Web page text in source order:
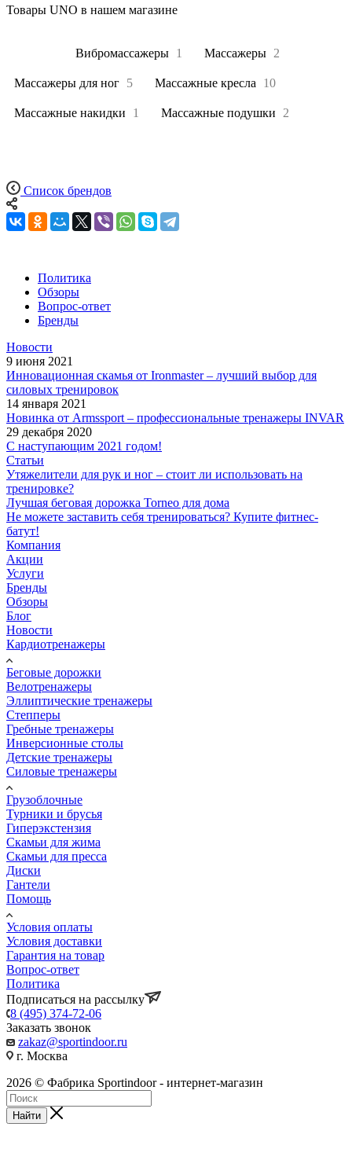
Товары UNO в нашем магазине
Вибромассажеры 1 Массажеры 2
Массажеры для ног 5 Массажные кресла 10
Массажные накидки 1 Массажные подушки 2
Список брендов
Политика
Обзоры
Вопрос-ответ
Бренды
Новости
9 июня 2021
Инновационная скамья от Ironmaster – лучший выбор для
силовых тренировок
14 января 2021
Новинка от Armssport – профессиональные тренажеры INVAR
29 декабря 2020
С наступающим 2021 годом!
Статьи
Утяжелители для рук и ног – стоит ли использовать на
тренировке?
Лучшая беговая дорожка Torneo для дома
Не можете заставить себя тренироваться? Купите фитнес-
батут!
Компания
Акции
Услуги
Бренды
Обзоры
Блог
Новости
Кардиотренажеры
Беговые дорожки
Велотренажеры
Эллиптические тренажеры
Степперы
Гребные тренажеры
Инверсионные столы
Детские тренажеры
Силовые тренажеры
Грузоблочные
Турники и брусья
Гиперэкстензия
Скамьи для жима
Скамьи для пресса
Диски
Гантели
Помощь
Условия оплаты
Условия доставки
Гарантия на товар
Вопрос-ответ
Политика
Подписаться на рассылку
8 (495) 374-72-06
Заказать звонок
zakaz@sportindoor.ru
г. Москва
2026 © Фабрика Sportindoor - интернет-магазин
Найти